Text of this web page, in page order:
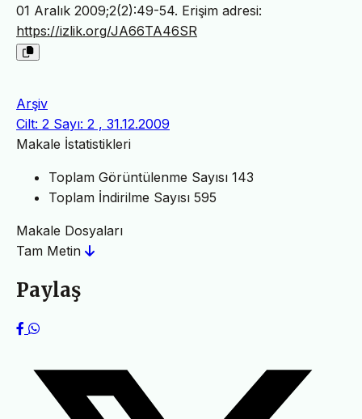
01 Aralık 2009;2(2):49-54. Erişim adresi:
https://izlik.org/JA66TA46SR
Arşiv
Cilt: 2 Sayı: 2 , 31.12.2009
Makale İstatistikleri
Toplam Görüntülenme Sayısı 143
Toplam İndirilme Sayısı 595
Makale Dosyaları
Tam Metin
Paylaş